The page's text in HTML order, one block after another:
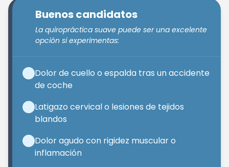
Buenos candidatos
La quiropráctica suave puede ser una excelente
opción si experimentas:
Dolor de cuello o espalda tras un accidente
de coche
Latigazo cervical o lesiones de tejidos
blandos
Dolor agudo con rigidez muscular o
inflamación